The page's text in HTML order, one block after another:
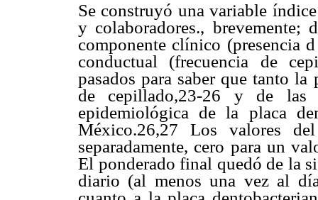
Se construyó una variable
y colaboradores., brevemente;
componente clínico (presencia
conductual (frecuencia de
pasados para saber que tanto
de cepillado,23-26 y de las
epidemiológica de la placa
México.26,27 Los valores
separadamente, cero para un
El ponderado final quedó de la
diario (al menos una vez al